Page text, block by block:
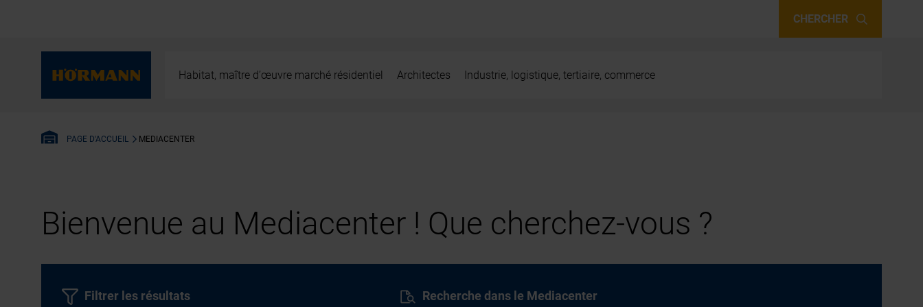
CHERCHER
Habitat, maître d’œuvre marché résidentiel Architectes Industrie, logistique, tertiaire, commerce
PAGE D'ACCUEIL MEDIACENTER
Bienvenue au Mediacenter ! Que cherchez-vous ?
Recherche dans le Mediacenter
Filtrer les résultats